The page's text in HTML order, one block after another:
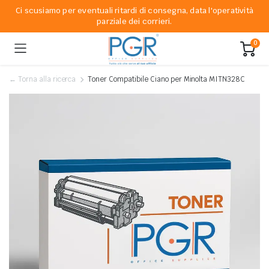
Ci scusiamo per eventuali ritardi di consegna, data l'operatività
parziale dei corrieri.
0
← Torna alla ricerca Toner Compatibile Ciano per Minolta MITN328C